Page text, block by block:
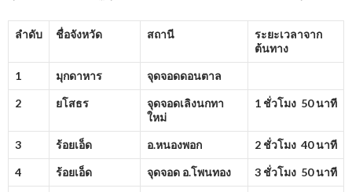
ลำดับ ชื่อจังหวัด สถานี
ระยะเวลาจาก
ต้นทาง
1 มุกดาหาร จุดจอดดอนตาล
2 ยโสธร
จุดจอดเลิงนกทา
ใหม่
1 ชั่วโมง 50 นาที
3 ร้อยเอ็ด อ.หนองพอก 2 ชั่วโมง 40 นาที
4 ร้อยเอ็ด จุดจอด อ.โพนทอง 3 ชั่วโมง 50 นาที